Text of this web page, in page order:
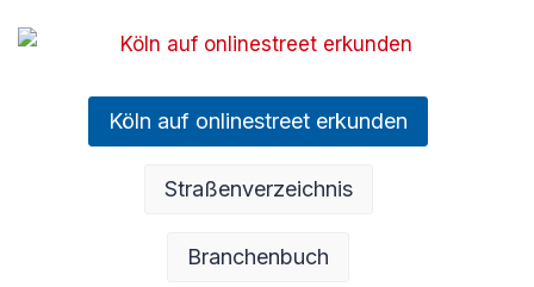
Köln auf onlinestreet erkunden
Straßenverzeichnis
Branchenbuch